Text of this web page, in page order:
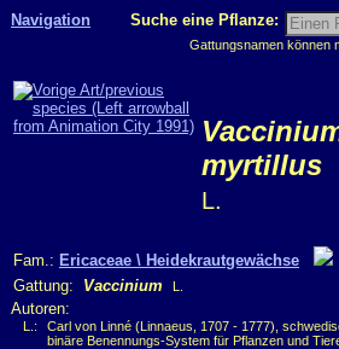
Navigation Suche eine Pflanze:
Gattungsnamen können
myrtillus
L.
Fam.: Ericaceae \ Heidekrautgewächse
Gattung: Vaccinium L.
Autoren:
L.:
Carl von Linné (Linnaeus, 1707 - 1777),
binäre Benennungs-System für Pflanzen und